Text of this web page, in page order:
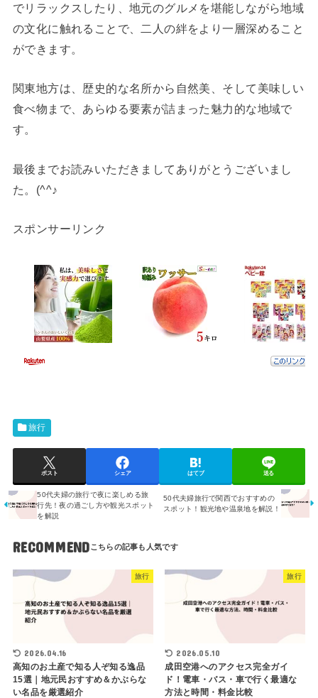
でリラックスしたり、地元のグルメを堪能しながら地域
の文化に触れることで、二人の絆をより一層深めること
ができます。
関東地方は、歴史的な名所から自然美、そして美味しい
食べ物まで、あらゆる要素が詰まった魅力的な地域で
す。
最後までお読みいただきましてありがとうございまし
た。(^^♪
スポンサーリンク
旅行
ポスト シェア はてブ 送る
50代夫婦の旅行で夜に楽しめる旅
行先！夜の過ごし方や観光スポット
を解説
50代夫婦旅行で関西でおすすめの
スポット！観光地や温泉地を解説！
RECOMMEND
旅行
2026.04.16
高知のお土産で知る人ぞ知る逸品
15選｜地元民おすすめ＆かぶらな
い名品を厳選紹介
旅行
2026.05.10
成田空港へのアクセス完全ガイ
ド！電車・バス・車で行く最適な
方法と時間・料金比較